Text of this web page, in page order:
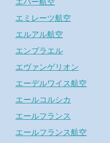
エバー航空
エミレーツ航空
エルアル航空
エンブラエル
エヴァンゲリオン
エーデルワイス航空
エールコルシカ
エールフランス
エールフランス航空